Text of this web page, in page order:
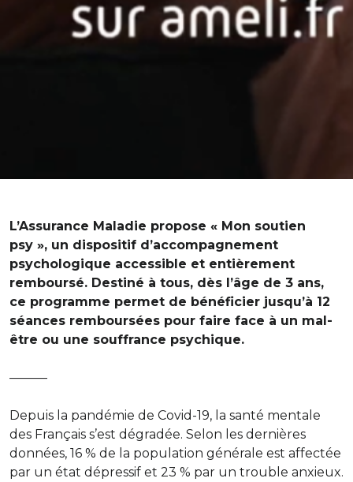
L’Assurance Maladie propose « Mon soutien
psy », un dispositif d’accompagnement
psychologique accessible et entièrement
remboursé. Destiné à tous, dès l’âge de 3 ans,
ce programme permet de bénéficier jusqu’à 12
séances remboursées pour faire face à un mal-
être ou une souffrance psychique.
———
Depuis la pandémie de Covid-19, la santé mentale
des Français s’est dégradée. Selon les dernières
données, 16 % de la population générale est affectée
par un état dépressif et 23 % par un trouble anxieux.